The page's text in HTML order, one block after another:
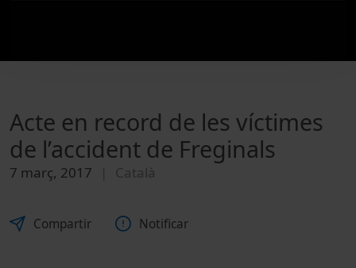
Acte en record de les víctimes
de l’accident de Freginals
7 març, 2017 Català
Compartir Notificar